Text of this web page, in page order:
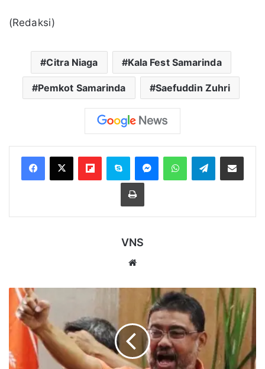
(Redaksi)
Citra Niaga Kala Fest Samarinda
Pemkot Samarinda Saefuddin Zuhri
FlipboardSkype MessengerWhatsAppTelegramBagikan melalui Email
Cetak
VNS
Tokoh
Buruh
Masuk
Istana,
Iqbal